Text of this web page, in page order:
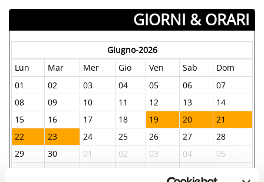
GIORNI & ORARI
Giugno-2026
Lun
Mar Mer Gio Ven Sab
Dom
01
02 03 04 05 06
07
08
09 10 11 12 13
14
15
16 17 18 19 20
21
22
23 24 25 26 27
28
29
30 01 02 03 04
05